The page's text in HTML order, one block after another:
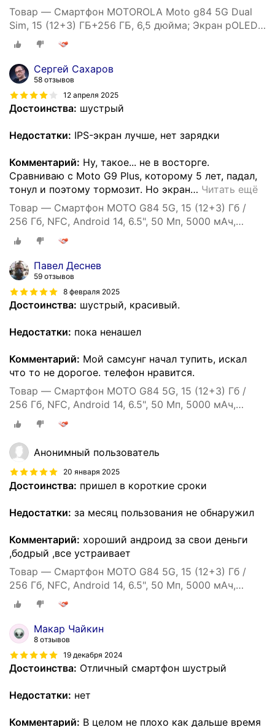
Товар — Смартфон MOTOROLA Moto g84 5G Dual
Sim, 15 (12+3) ГБ+256 ГБ, 6,5 дюйма; Экран pOLED
120 Гц, камера 50 МП OIS, голубой
Сергей Сахаров
58 отзывов
12 апреля 2025
Достоинства: шустрый
Недостатки: IPS-экран лучше, нет зарядки
Комментарий: Ну, такое... не в восторге.
Сравниваю с Moto G9 Plus, которому 5 лет, падал,
тонул и поэтому тормозит. Но экран… Читать ещё
Товар — Смартфон MOTO G84 5G, 15 (12+3) Гб /
256 Гб, NFC, Android 14, 6.5", 50 Мп, 5000 мАч,
экран pOLED, 120 Гц
Павел Деснев
59 отзывов
8 февраля 2025
Достоинства: шустрый, красивый.
Недостатки: пока ненашел
Комментарий: Мой самсунг начал тупить, искал
что то не дорогое. телефон нравится.
Товар — Смартфон MOTO G84 5G, 15 (12+3) Гб /
256 Гб, NFC, Android 14, 6.5", 50 Мп, 5000 мАч,
экран pOLED, 120 Гц
Анонимный пользователь
20 января 2025
Достоинства: пришел в короткие сроки
Недостатки: за месяц пользования не обнаружил
Комментарий: хороший андроид за свои деньги
,бодрый ,все устраивает
Товар — Смартфон MOTO G84 5G, 15 (12+3) Гб /
256 Гб, NFC, Android 14, 6.5", 50 Мп, 5000 мАч,
экран pOLED, 120 Гц
Макар Чайкин
8 отзывов
19 декабря 2024
Достоинства: Отличный смартфон шустрый
Недостатки: нет
Комментарий: В целом не плохо как дальше время